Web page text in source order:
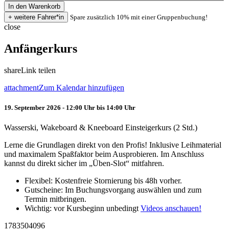
Spare zusätzlich 10% mit einer Gruppenbuchung!
close
Anfängerkurs
shareLink teilen
attachmentZum Kalendar hinzufügen
19. September 2026 - 12:00 Uhr bis 14:00 Uhr
Wasserski, Wakeboard & Kneeboard Einsteigerkurs (2 Std.)
Lerne die Grundlagen direkt von den Profis! Inklusive Leihmaterial
und maximalem Spaßfaktor beim Ausprobieren. Im Anschluss
kannst du direkt sicher im „Üben-Slot“ mitfahren.
Flexibel: Kostenfreie Stornierung bis 48h vorher.
Gutscheine: Im Buchungsvorgang auswählen und zum
Termin mitbringen.
Wichtig: vor Kursbeginn unbedingt Videos anschauen!
1783504096